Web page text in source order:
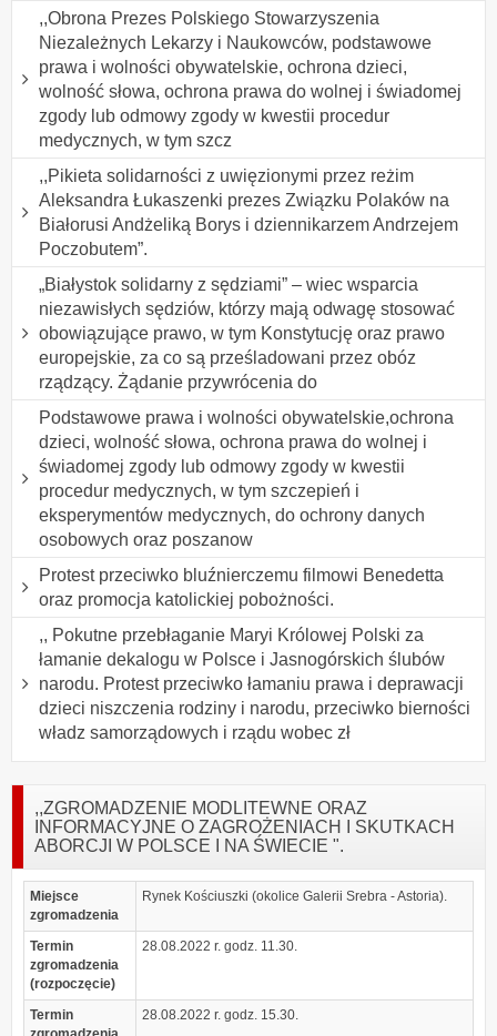
,,Obrona Prezes Polskiego Stowarzyszenia
Niezależnych Lekarzy i Naukowców, podstawowe
prawa i wolności obywatelskie, ochrona dzieci,
wolność słowa, ochrona prawa do wolnej i świadomej
zgody lub odmowy zgody w kwestii procedur
medycznych, w tym szcz
,,Pikieta solidarności z uwięzionymi przez reżim
Aleksandra Łukaszenki prezes Związku Polaków na
Białorusi Andżeliką Borys i dziennikarzem Andrzejem
Poczobutem”.
„Białystok solidarny z sędziami” – wiec wsparcia
niezawisłych sędziów, którzy mają odwagę stosować
obowiązujące prawo, w tym Konstytucję oraz prawo
europejskie, za co są prześladowani przez obóz
rządzący. Żądanie przywrócenia do
Podstawowe prawa i wolności obywatelskie,ochrona
dzieci, wolność słowa, ochrona prawa do wolnej i
świadomej zgody lub odmowy zgody w kwestii
procedur medycznych, w tym szczepień i
eksperymentów medycznych, do ochrony danych
osobowych oraz poszanow
Protest przeciwko bluźnierczemu filmowi Benedetta
oraz promocja katolickiej pobożności.
,, Pokutne przebłaganie Maryi Królowej Polski za
łamanie dekalogu w Polsce i Jasnogórskich ślubów
narodu. Protest przeciwko łamaniu prawa i deprawacji
dzieci niszczenia rodziny i narodu, przeciwko bierności
władz samorządowych i rządu wobec zł
,,ZGROMADZENIE MODLITEWNE ORAZ
INFORMACYJNE O ZAGROŻENIACH I SKUTKACH
ABORCJI W POLSCE I NA ŚWIECIE ".
Miejsce
zgromadzenia
Rynek Kościuszki (okolice Galerii Srebra - Astoria).
Termin
zgromadzenia
(rozpoczęcie)
28.08.2022 r. godz. 11.30.
Termin
28.08.2022 r. godz. 15.30.